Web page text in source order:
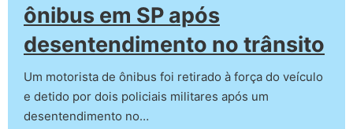
ônibus em SP após
desentendimento no trânsito
Um motorista de ônibus foi retirado à força do veículo
e detido por dois policiais militares após um
desentendimento no…